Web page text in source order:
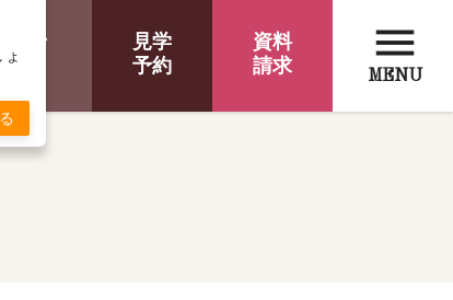
イン
見学
予約
資料
請求
menu
MENU